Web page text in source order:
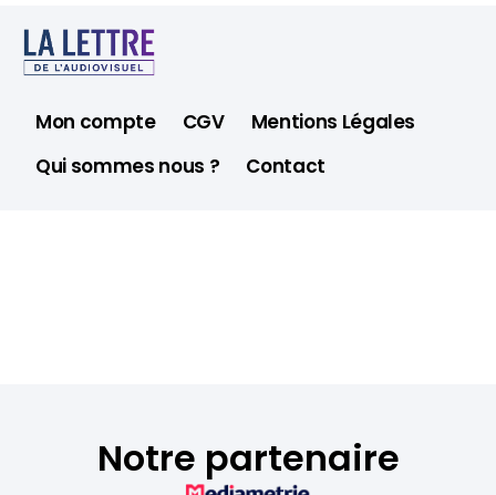
Mon compte CGV
Mentions Légales
Qui sommes nous ?
Contact
Notre partenaire